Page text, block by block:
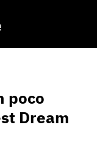
poco
Dream